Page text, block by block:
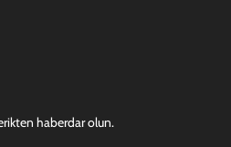
haberdar olun.